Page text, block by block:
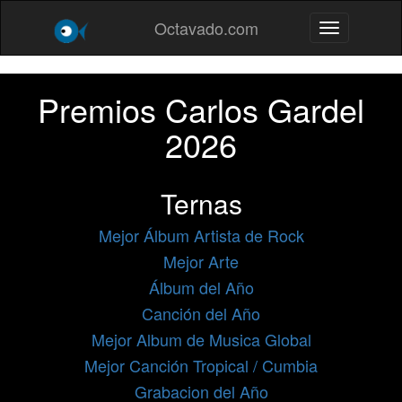
Octavado.com Toggle
Premios Carlos Gardel
2026
Ternas
Mejor Álbum Artista de Rock
Mejor Arte
Álbum del Año
Canción del Año
Mejor Album de Musica Global
Mejor Canción Tropical / Cumbia
Grabacion del Año